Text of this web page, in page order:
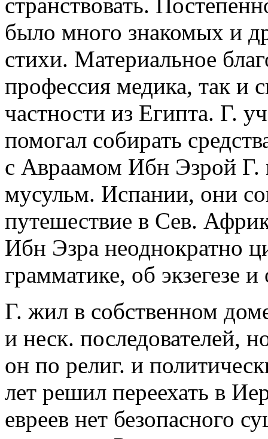
было много знакомых и
стихи. Материальное
профессия медика, так и
частности из Египта. Г.
помогал собирать
с Авраамом Ибн Эзрой Г.
мусульм. Испании, они
путешествие в Сев.
Ибн Эзра неоднократно
грамматике, об экзегезе
Г. жил в собственном
и неск. последователей,
он по религ. и
лет решил переехать в
евреев нет безопасного